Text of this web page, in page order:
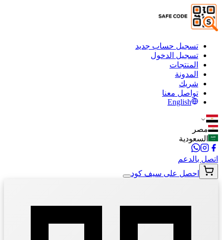
تسجيل حساب جديد
تسجيل الدخول
المنتجات
المدونة
شريك
تواصل معنا
English
مصر
السعودية
اتصل بالدعم
احصل على سيف كود